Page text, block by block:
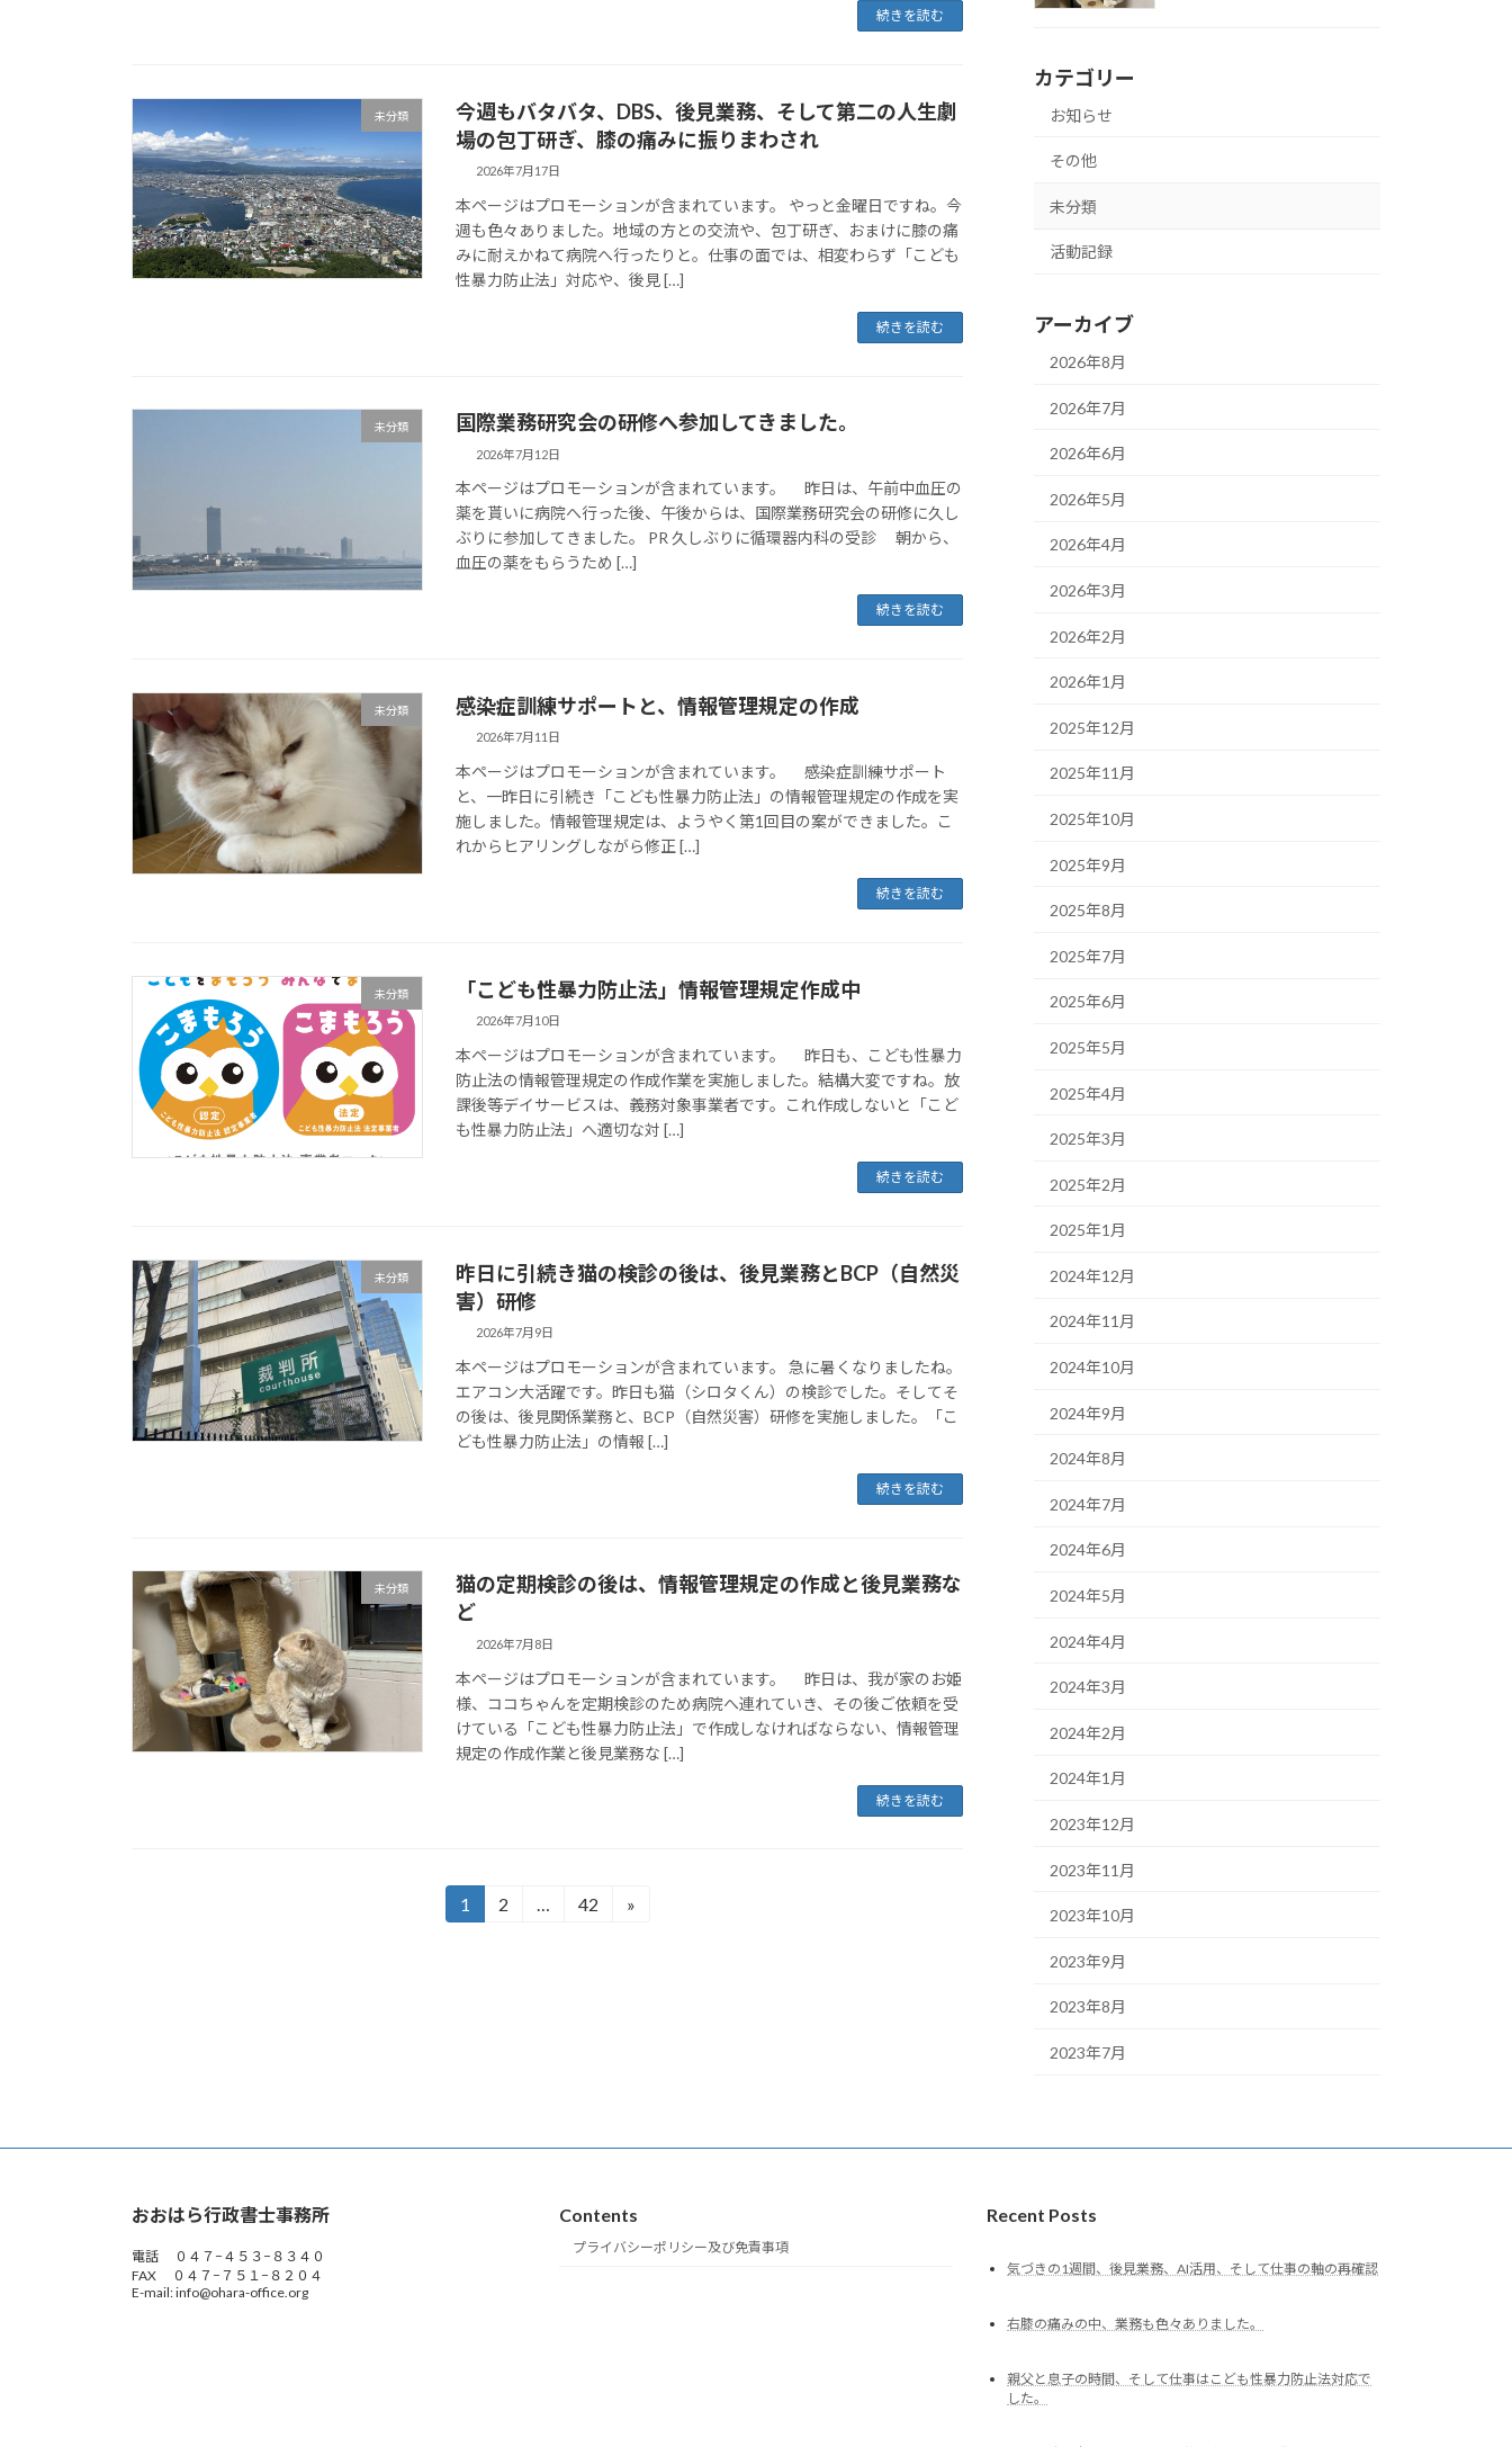
続きを読む
未分類
今週もバタバタ、DBS、後見業務、そして第二の人生劇
場の包丁研ぎ、膝の痛みに振りまわされ
2026年7月17日
本ページはプロモーションが含まれています。 やっと金曜日ですね。今
週も色々ありました。地域の方との交流や、包丁研ぎ、おまけに膝の痛
みに耐えかねて病院へ行ったりと。仕事の面では、相変わらず「こども
性暴力防止法」対応や、後見 […]
続きを読む
未分類 国際業務研究会の研修へ参加してきました。
2026年7月12日
本ページはプロモーションが含まれています。 昨日は、午前中血圧の
薬を貰いに病院へ行った後、午後からは、国際業務研究会の研修に久し
ぶりに参加してきました。 PR 久しぶりに循環器内科の受診 朝から、
血圧の薬をもらうため […]
続きを読む
未分類 感染症訓練サポートと、情報管理規定の作成
2026年7月11日
本ページはプロモーションが含まれています。 感染症訓練サポート
と、一昨日に引続き「こども性暴力防止法」の情報管理規定の作成を実
施しました。情報管理規定は、ようやく第1回目の案ができました。こ
れからヒアリングしながら修正 […]
続きを読む
未分類 「こども性暴力防止法」情報管理規定作成中
2026年7月10日
本ページはプロモーションが含まれています。 昨日も、こども性暴力
防止法の情報管理規定の作成作業を実施しました。結構大変ですね。放
課後等デイサービスは、義務対象事業者です。これ作成しないと「こど
も性暴力防止法」へ適切な対 […]
続きを読む
未分類
昨日に引続き猫の検診の後は、後見業務とBCP（自然災
害）研修
2026年7月9日
本ページはプロモーションが含まれています。 急に暑くなりましたね。
エアコン大活躍です。昨日も猫（シロタくん）の検診でした。そしてそ
の後は、後見関係業務と、BCP（自然災害）研修を実施しました。「こ
ども性暴力防止法」の情報 […]
続きを読む
未分類
猫の定期検診の後は、情報管理規定の作成と後見業務な
ど
2026年7月8日
本ページはプロモーションが含まれています。 昨日は、我が家のお姫
様、ココちゃんを定期検診のため病院へ連れていき、その後ご依頼を受
けている「こども性暴力防止法」で作成しなければならない、情報管理
規定の作成作業と後見業務な […]
続きを読む
り
固
1
固
2 …
固
42 »
カテゴリー
お知らせ
その他
未分類
活動記録
アーカイブ
2026年8月
2026年7月
2026年6月
2026年5月
2026年4月
2026年3月
2026年2月
2026年1月
2025年12月
2025年11月
2025年10月
2025年9月
2025年8月
2025年7月
2025年6月
2025年5月
2025年4月
2025年3月
2025年2月
2025年1月
2024年12月
2024年11月
2024年10月
2024年9月
2024年8月
2024年7月
2024年6月
2024年5月
2024年4月
2024年3月
2024年2月
2024年1月
2023年12月
2023年11月
2023年10月
2023年9月
2023年8月
2023年7月
おおはら行政書士事務所
電話 ０４７−４５３−８３４０
FAX ０４７−７５１−８２０４
E-mail: info@ohara-office.org
Contents
プライバシーポリシー及び免責事項
Recent Posts
気づきの1週間、後見業務、AI活用、そして仕事の軸の再確認
右膝の痛みの中、業務も色々ありました。
親父と息子の時間、そして仕事はこども性暴力防止法対応で
した。